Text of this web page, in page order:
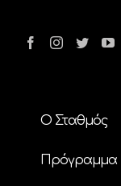
Ο Σταθμός
Πρόγραμμα